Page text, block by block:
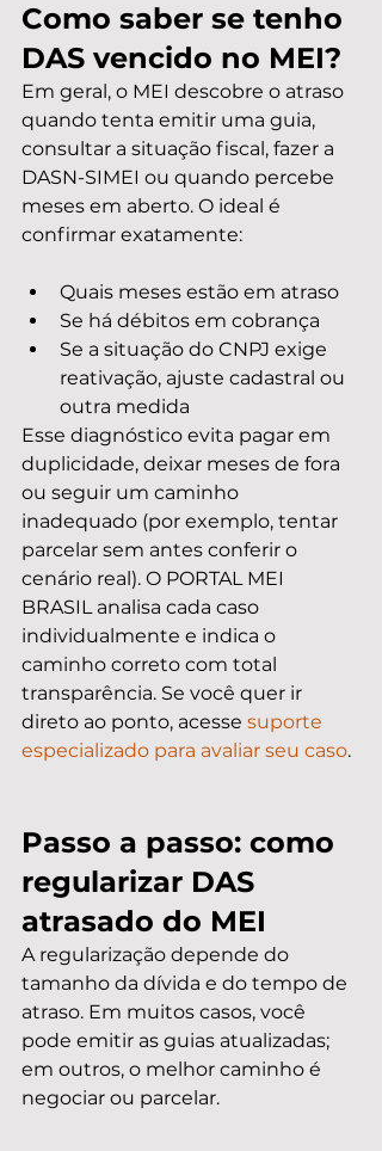
Como saber se tenho
DAS vencido no MEI?
Em geral, o MEI descobre o atraso
quando tenta emitir uma guia,
consultar a situação fiscal, fazer a
DASN-SIMEI ou quando percebe
meses em aberto. O ideal é
confirmar exatamente:
Quais meses estão em atraso
Se há débitos em cobrança
Se a situação do CNPJ exige
reativação, ajuste cadastral ou
outra medida
Esse diagnóstico evita pagar em
duplicidade, deixar meses de fora
ou seguir um caminho
inadequado (por exemplo, tentar
parcelar sem antes conferir o
cenário real). O PORTAL MEI
BRASIL analisa cada caso
individualmente e indica o
caminho correto com total
transparência. Se você quer ir
direto ao ponto, acesse suporte
especializado para avaliar seu caso.
Passo a passo: como
regularizar DAS
atrasado do MEI
A regularização depende do
tamanho da dívida e do tempo de
atraso. Em muitos casos, você
pode emitir as guias atualizadas;
em outros, o melhor caminho é
negociar ou parcelar.